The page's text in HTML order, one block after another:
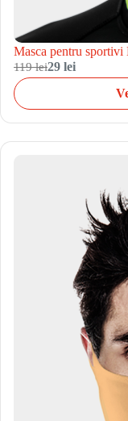
Masca pentru
119 lei29 lei